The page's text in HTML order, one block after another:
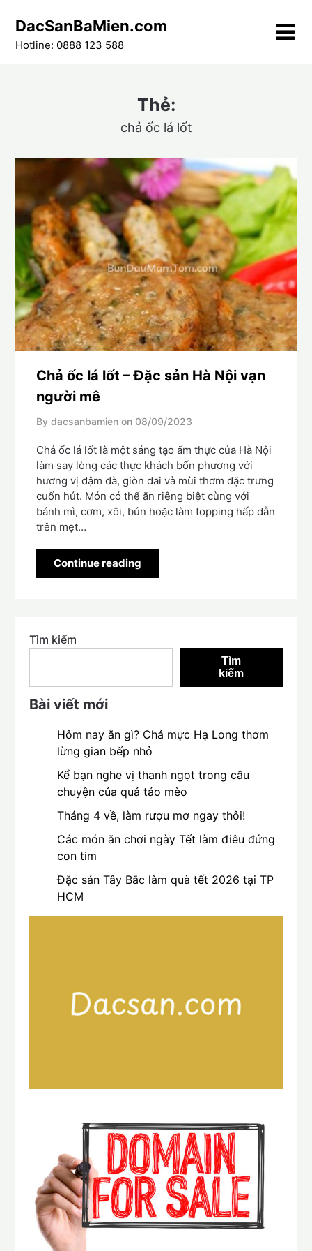
content
DacSanBaMien.com
Hotline: 0888 123 588
Thẻ:
chả ốc lá lốt
Chả ốc lá lốt – Đặc sản Hà Nội vạn
người mê
By dacsanbamien on 08/09/2023
Chả ốc lá lốt là một sáng tạo ẩm thực của Hà Nội
làm say lòng các thực khách bốn phương với
hương vị đậm đà, giòn dai và mùi thơm đặc trưng
cuốn hút. Món có thể ăn riêng biệt cùng với
bánh mì, cơm, xôi, bún hoặc làm topping hấp dẫn
trên mẹt…
Continue reading
Tìm kiếm
Tìm
kiếm
Bài viết mới
Hôm nay ăn gì? Chả mực Hạ Long thơm
lừng gian bếp nhỏ
Kể bạn nghe vị thanh ngọt trong câu
chuyện của quả táo mèo
Tháng 4 về, làm rượu mơ ngay thôi!
Các món ăn chơi ngày Tết làm điêu đứng
con tim
Đặc sản Tây Bắc làm quà tết 2026 tại TP
HCM